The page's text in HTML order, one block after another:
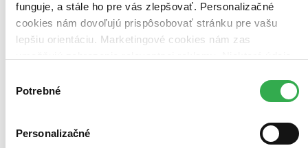
funguje, a stále ho pre vás zlepšovať. Personalizačné
cookies nám dovoľujú prispôsobovať stránku pre vašu
lepšiu orientáciu. Marketingové cookies nám zas
keby sme mohli používať všetky tieto cookies. Ďakujeme!
súhlasu
Potrebné
Personalizačné